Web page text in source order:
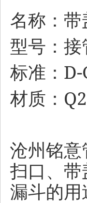
名称：带
型号：接
标准：
材质：
沧州铭意
扫口、带
漏斗的用